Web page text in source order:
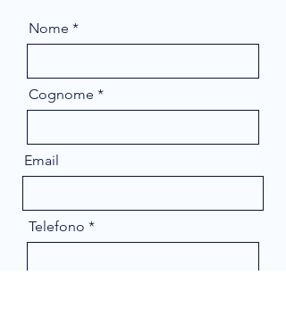
Nome
Cognome
Email
Telefono